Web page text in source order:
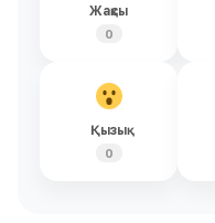
Жақсы
0
Қызық
0